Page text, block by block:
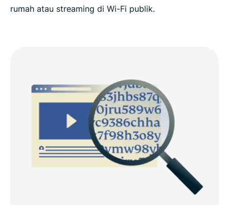
rumah atau streaming di Wi-Fi publik.